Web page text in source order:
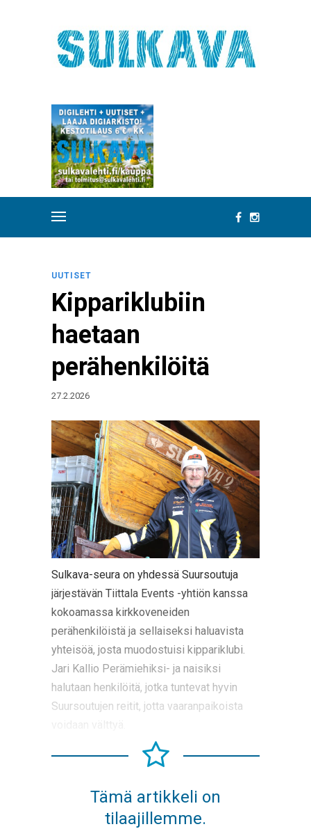
UUTISET
Kippariklubiin
haetaan
perähenkilöitä
27.2.2026
Sulkava-seura on yhdessä Suursoutuja
järjestävän Tiittala Events -yhtiön kanssa
kokoamassa kirkkoveneiden
perähenkilöistä ja sellaiseksi haluavista
yhteisöä, josta muodostuisi kippariklubi.
Jari Kallio Perämiehiksi- ja naisiksi
halutaan henkilöitä, jotka tuntevat hyvin
Suursoutujen reitit, jotta vaaranpaikoista
Tämä artikkeli on
tilaajillemme.